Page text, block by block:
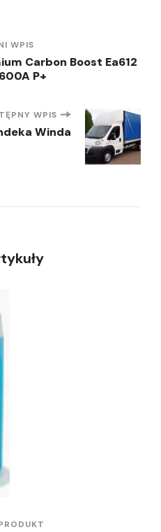
WPIS
Carbon Boost Ea612
P+
WPIS
Winda